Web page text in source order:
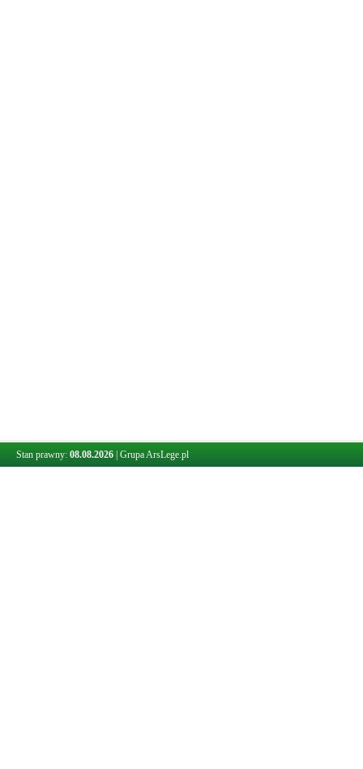
Stan prawny: 08.08.2026 Grupa ArsLege.pl